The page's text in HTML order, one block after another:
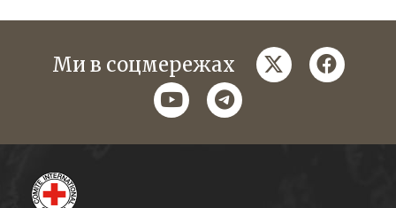
Ми в соцмережах twitter
youtubetelegram